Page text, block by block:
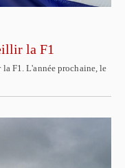
la F1
F1. L'année prochaine, le